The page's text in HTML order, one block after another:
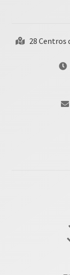
28 Centros